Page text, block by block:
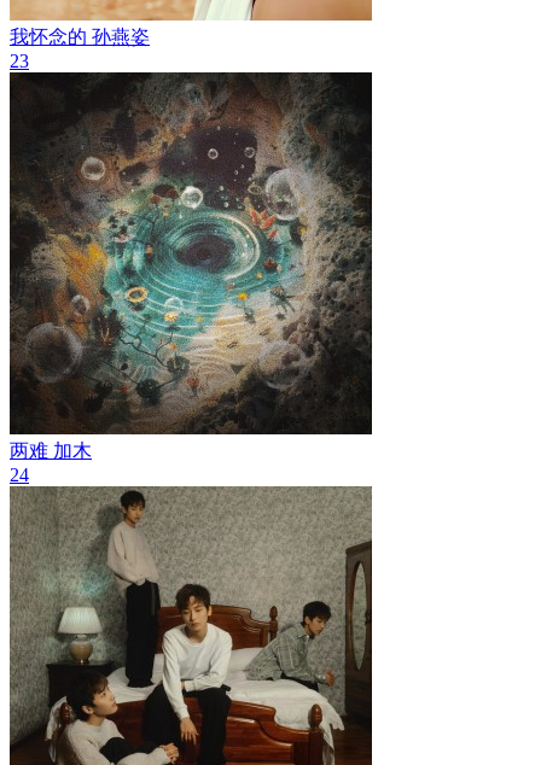
我怀念的 孙燕姿
23
两难 加木
24